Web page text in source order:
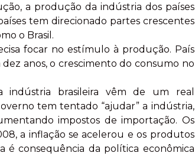
a produção da indústria dos países
tem direcionado partes crescentes
o Brasil.
focar no estímulo à produção. País
anos, o crescimento do consumo no
brasileira vêm de um real
tem tentado “ajudar” a indústria,
impostos de importação. Os
a inflação se acelerou e os produtos
é consequência da política econômica